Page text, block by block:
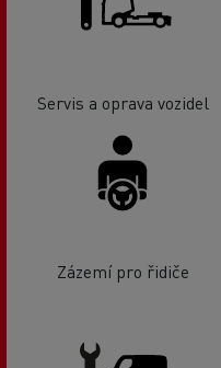
Servis a oprava vozidel
Zázemí pro řidiče